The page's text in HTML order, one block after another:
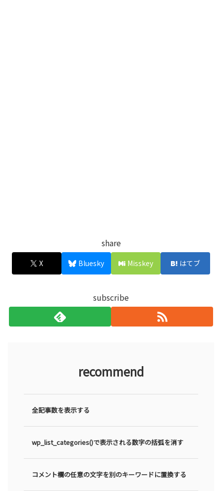
share
X Bluesky Misskey はてブ
subscribe
recommend
全記事数を表示する
wp_list_categories()で表示される数字の括弧を消す
コメント欄の任意の文字を別のキーワードに置換する